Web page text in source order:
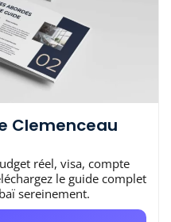
Clemenceau
réel, visa, compte
le guide complet
sereinement.